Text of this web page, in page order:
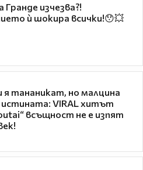
Гранде изчезва?!
ѝ шокира всички!😯💥
я тананикат, но малцина
VIRAL хитът
всъщност не е изпят